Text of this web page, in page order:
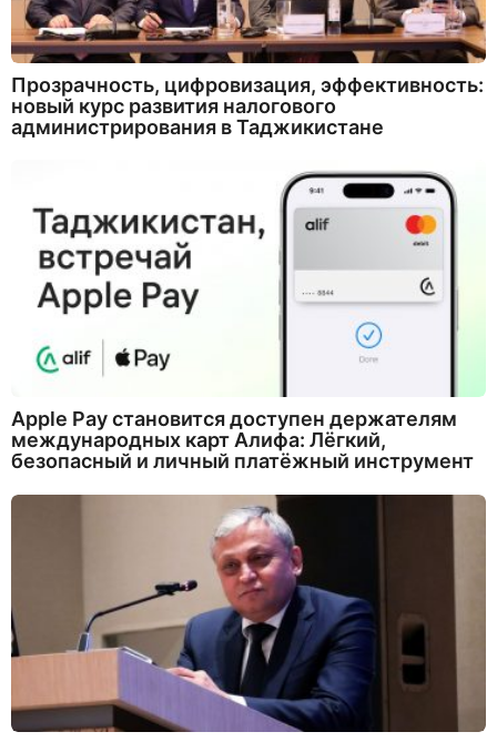
Прозрачность, цифровизация, эффективность:
новый курс развития налогового
администрирования в Таджикистане
Apple Pay становится доступен держателям
международных карт Алифа: Лёгкий,
безопасный и личный платёжный инструмент